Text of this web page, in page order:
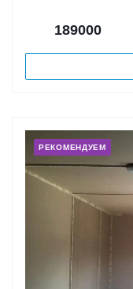
189000
РЕКОМЕНДУЕМ